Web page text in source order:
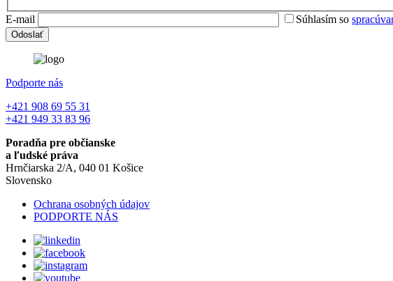
E-mail Súhlasím so
Podporte nás
+421 908 69 55 31
+421 949 33 83 96
Poradňa pre občianske
a ľudské práva
Hrnčiarska 2/A, 040 01 Košice
Slovensko
Ochrana osobných údajov
PODPORTE NÁS